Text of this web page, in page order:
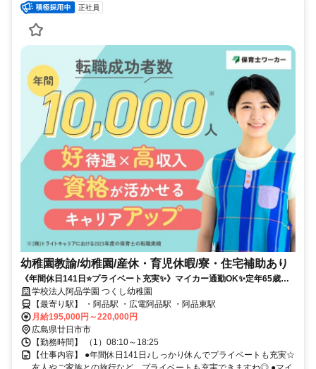
正社員
幼稚園教諭/幼稚園/産休・育児休暇/寮・住宅補助あり
《年間休日141日⭐プライベート充実✨》マイカー通勤OK✨定年65歳✨
家賃手当あり✨働きやすさバツグンの職場環境です⭐彡
学校法人阿品学園 つくし幼稚園
【最寄り駅】 ・阿品駅 ・広電阿品駅 ・阿品東駅
月給195,000円～220,000円
広島県廿日市市
【勤務時間】 （1）08:10～18:25
【仕事内容】 ●年間休日141日♪しっかり休んでプライベートも充実☆